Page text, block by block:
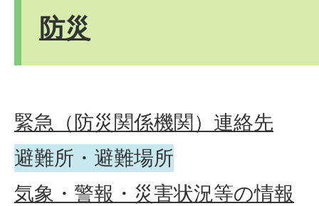
防災
緊急（防災関係機関）連絡先
避難所・避難場所
気象・警報・災害状況等の情報